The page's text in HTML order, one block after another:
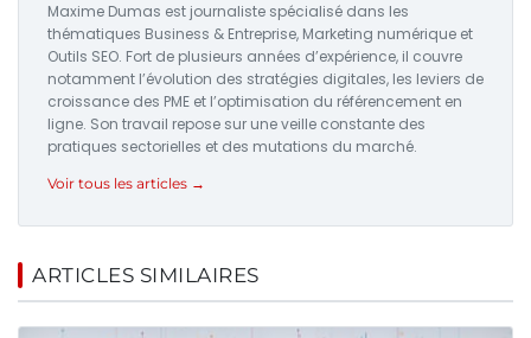
Maxime Dumas est journaliste spécialisé dans les
thématiques Business & Entreprise, Marketing numérique et
Outils SEO. Fort de plusieurs années d’expérience, il couvre
notamment l’évolution des stratégies digitales, les leviers de
croissance des PME et l’optimisation du référencement en
ligne. Son travail repose sur une veille constante des
pratiques sectorielles et des mutations du marché.
Voir tous les articles →
ARTICLES SIMILAIRES